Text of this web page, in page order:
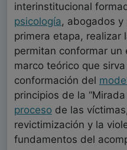
interinstitucional
psicología, abogados y
primera etapa, realizar
permitan conformar
marco teórico que
conformación del
principios de la
proceso de las
revictimización y la
fundamentos del